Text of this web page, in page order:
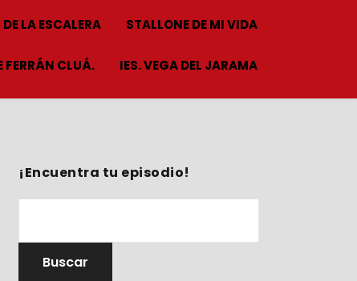
LA ESCALERA STALLONE DE MI VIDA
FERRÁN CLUÁ. IES. VEGA DEL JARAMA
¡Encuentra tu episodio!